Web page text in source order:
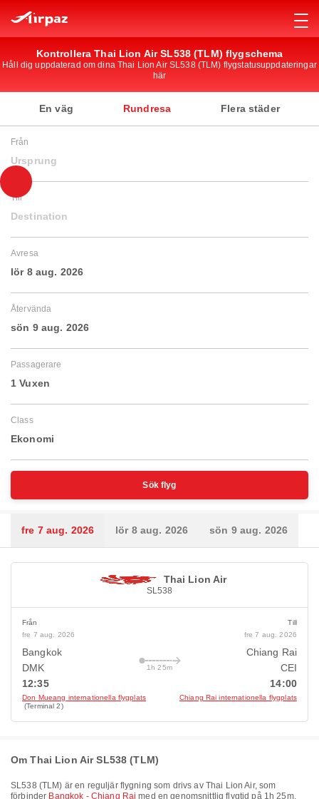
Kontrollera Thai Lion Air SL538 (TLM) flygschema
Håll dig uppdaterad om dina Thai Lion Air SL538 (TLM) flygstatusuppdateringar
här
En väg Rundresa Flera städer
Från
Ursprung
Till
Destination
Avresa
lör 8 aug. 2026
Återvända
sön 9 aug. 2026
Passagerare
1 Vuxen
Class
Ekonomi
Sök flyg
fre 7 aug. 2026 lör 8 aug. 2026 sön 9 aug. 2026
Thai Lion Air
SL538
Från
fre 7 aug. 2026
Bangkok
DMK
12:35
Don Mueang internationella flygplats
(Terminal 2)
1h 25m
Till
fre 7 aug. 2026
Chiang Rai
CEI
14:00
Chiang Rai internationella flygplats
Om Thai Lion Air SL538 (TLM)
SL538 (TLM) är en reguljär flygning som drivs av Thai Lion Air, som
förbinder Bangkok - Chiang Rai med en genomsnittlig flygtid på 1h 25m.